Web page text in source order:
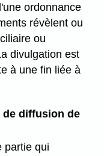
ordonnance
révèlent ou
ou
divulgation est
à une fin liée à
diffusion de
partie qui